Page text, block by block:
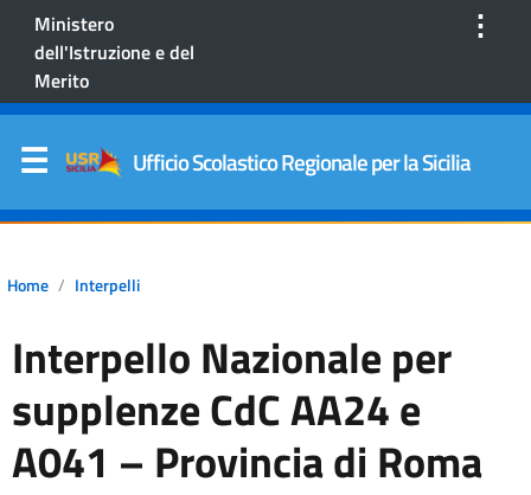
Ministero
dell'Istruzione e del
Merito
⋮
Ufficio Scolastico Regionale per la Sicilia
Home Interpelli
Interpello Nazionale per
supplenze CdC AA24 e
A041 – Provincia di Roma